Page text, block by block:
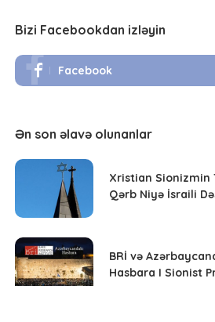
Bizi Facebookdan izləyin
Facebook
Ən son əlavə olunanlar
Xristian Sionizmin
Qərb Niyə İsraili
BRİ və
Hasbara I Sionist